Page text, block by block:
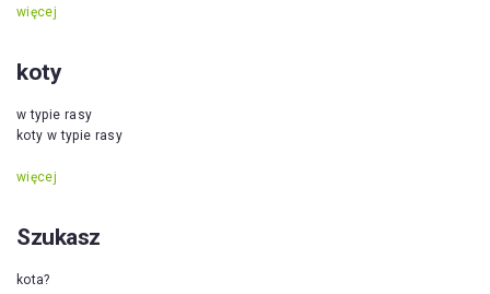
więcej
koty
w typie rasy
koty w typie rasy
więcej
Szukasz
kota?